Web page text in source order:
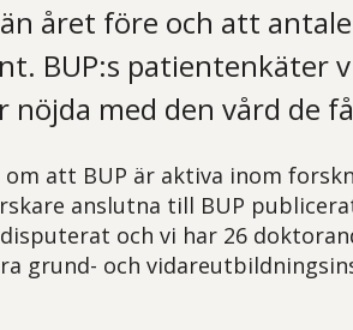
året före och att
BUP:s patientenkäter
med den vård de
om att BUP är aktiva inom
anslutna till BUP
och vi har 26
grund- och